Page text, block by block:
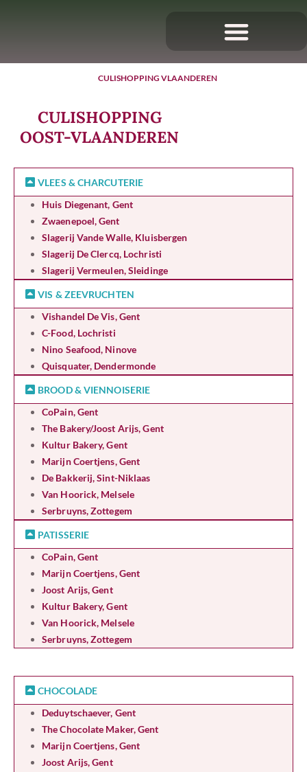
CULISHOPPING VLAANDEREN
CULISHOPPING
OOST-VLAANDEREN
VLEES & CHARCUTERIE
Huis Diegenant, Gent
Zwaenepoel, Gent
Slagerij Vande Walle, Kluisbergen
Slagerij De Clercq, Lochristi
Slagerij Vermeulen, Sleidinge
VIS & ZEEVRUCHTEN
Vishandel De Vis, Gent
C-Food, Lochristi
Nino Seafood, Ninove
Quisquater, Dendermonde
BROOD & VIENNOISERIE
CoPain, Gent
The Bakery/Joost Arijs, Gent
Kultur Bakery, Gent
Marijn Coertjens, Gent
De Bakkerij, Sint-Niklaas
Van Hoorick, Melsele
Serbruyns, Zottegem
PATISSERIE
CoPain, Gent
Marijn Coertjens, Gent
Joost Arijs, Gent
Kultur Bakery, Gent
Van Hoorick, Melsele
Serbruyns, Zottegem
CHOCOLADE
Deduytschaever, Gent
The Chocolate Maker, Gent
Marijn Coertjens, Gent
Joost Arijs, Gent